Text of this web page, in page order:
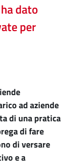
dato
per
ad aziende
di una pratica
di fare
di versare
e a